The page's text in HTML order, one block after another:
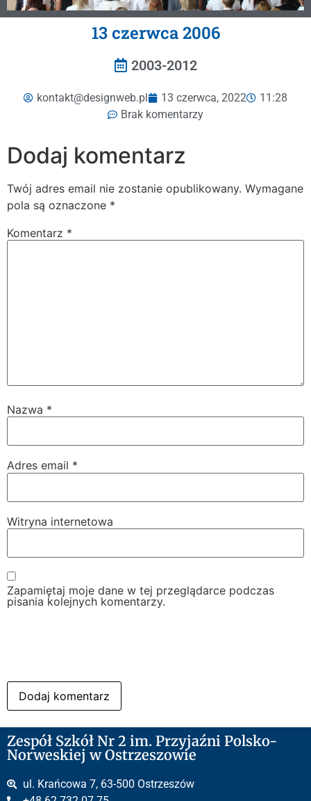
13 czerwca 2006
2003-2012
kontakt@designweb.pl 13 czerwca, 2022
11:28
Brak komentarzy
Dodaj komentarz
Twój adres email nie zostanie opublikowany. Wymagane
pola są oznaczone *
Komentarz *
Nazwa *
Adres email *
Witryna internetowa
Zapamiętaj moje dane w tej przeglądarce podczas
pisania kolejnych komentarzy.
Zespół Szkół Nr 2 im. Przyjaźni Polsko-
Norweskiej w Ostrzeszowie
ul. Krańcowa 7, 63-500 Ostrzeszów